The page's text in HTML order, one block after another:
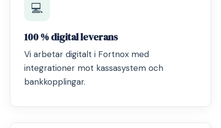
💻
100 % digital leverans
Vi arbetar digitalt i Fortnox med
integrationer mot kassasystem och
bankkopplingar.